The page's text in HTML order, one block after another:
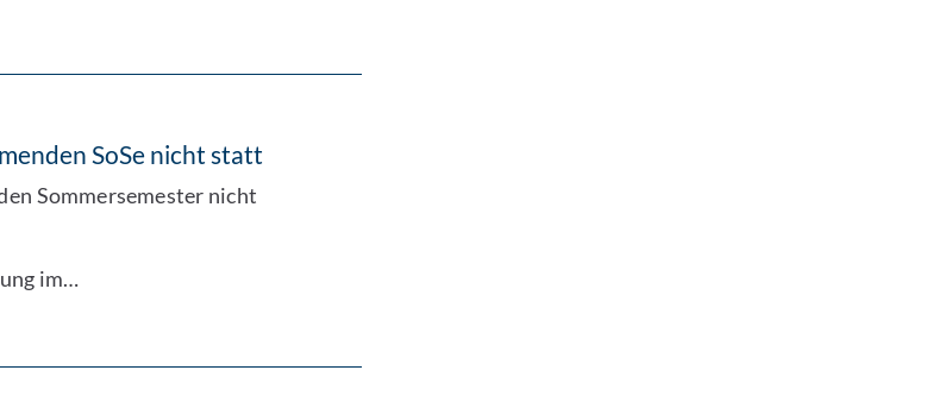
SoSe nicht statt
Sommersemester nicht
im…